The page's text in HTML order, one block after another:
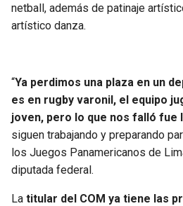
netball, además de patinaje
artístico danza.
“Ya perdimos una plaza en un
es en rugby varonil, el equipo
joven, pero lo que nos falló fue
siguen trabajando y preparando
los Juegos Panamericanos de
diputada federal.
La titular del COM ya tiene las